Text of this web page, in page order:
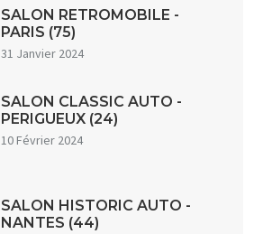
SALON RETROMOBILE -
PARIS (75)
31 Janvier 2024
SALON CLASSIC AUTO -
PERIGUEUX (24)
10 Février 2024
SALON HISTORIC AUTO -
NANTES (44)